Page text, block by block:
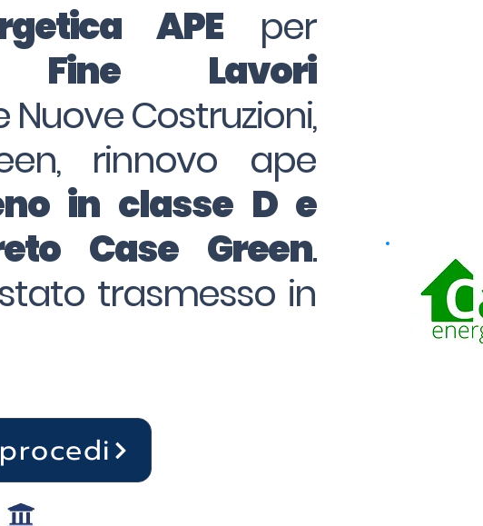
APEper
Fine Lavori
Costruzioni,
rinnovo ape
in classe D e
Case Green.
trasmesso in